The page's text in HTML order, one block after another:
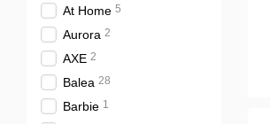
At Home 5
Aurora 2
AXE 2
Balea 28
Barbie 1